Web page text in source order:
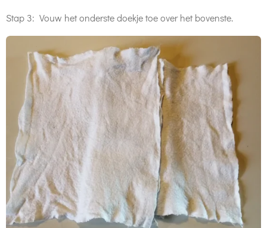
Stap 3: Vouw het onderste doekje toe over het bovenste.